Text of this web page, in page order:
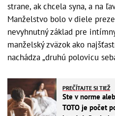
strane, ak chcela syna, a na
Manželstvo bolo v diele
nevyhnutný základ pre
manželský zväzok ako
nachádza „druhú polovicu
PREČÍTAJTE SI TIEŽ
Ste v norme
TOTO je počet